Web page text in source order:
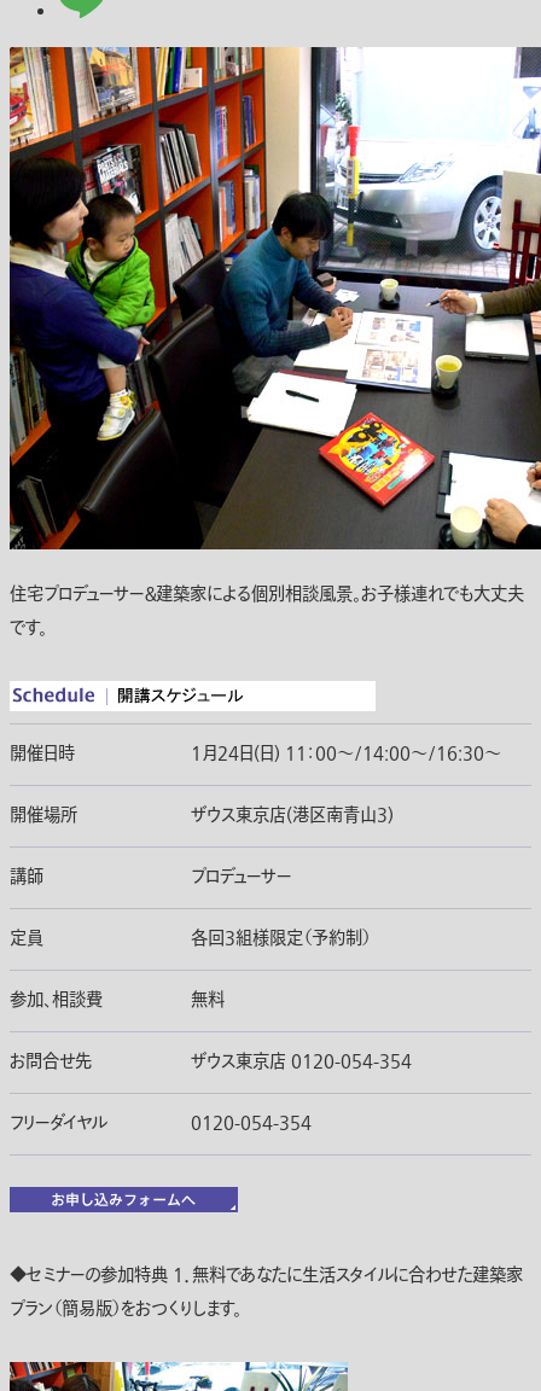
住宅プロデューサー＆建築家による個別相談風景。お子様連れでも大丈夫
です。
開催日時 1月24日(日) 11：00〜/14:00〜/16:30〜
開催場所 ザウス東京店(港区南青山3)
講師 プロデューサー
定員 各回3組様限定（予約制）
参加、相談費 無料
お問合せ先 ザウス東京店 0120-054-354
フリーダイヤル 0120-054-354
◆セミナーの参加特典 1．無料であなたに生活スタイルに合わせた建築家
プラン（簡易版）をおつくりします。